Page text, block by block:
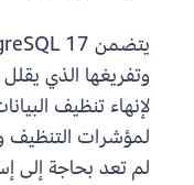
وتفريغها الذي
لإنهاء تنظيف
لم تعد بحاجة إلى